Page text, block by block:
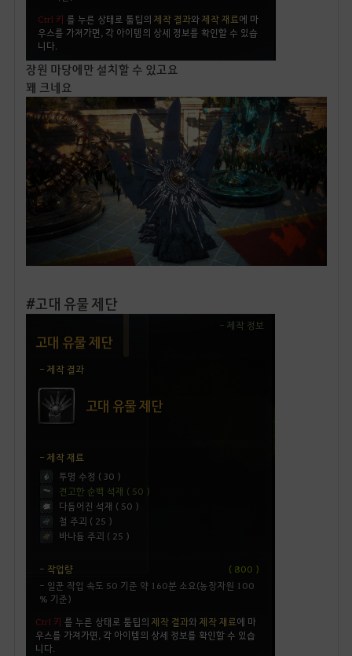
장원 마당에만 설치할 수 있고요
꽤 크네요
#고대 유물 제단